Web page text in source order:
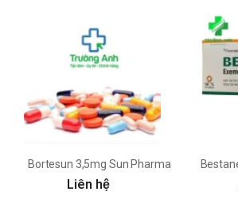
Bortesun 3,5mg Sun Pharma - Điều trị
Liên hệ